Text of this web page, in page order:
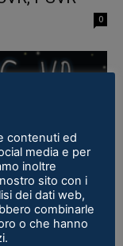
0
trailer
contenuti ed
media e per
inoltre
sito con i
dei dati web,
combinarle
o che hanno